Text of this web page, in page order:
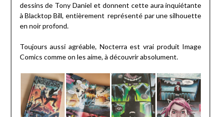
dessins de Tony Daniel et donnent cette aura inquiétante
à Blacktop Bill, entièrement représenté par une silhouette
en noir profond.
Toujours aussi agréable, Nocterra est vrai produit Image
Comics comme on les aime, à découvrir absolument.